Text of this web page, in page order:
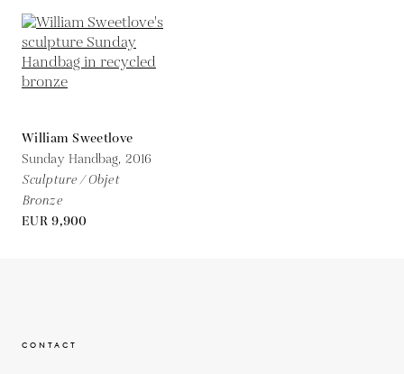
William Sweetlove
Sunday Handbag, 2016
Sculpture / Objet
Bronze
EUR 9,900
CONTACT